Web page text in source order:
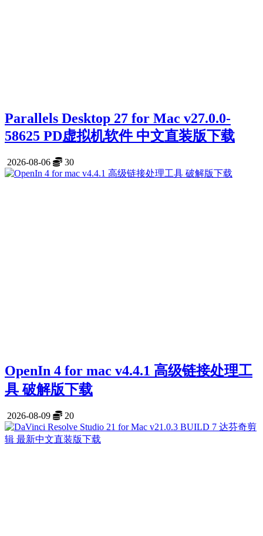
Parallels Desktop 27 for Mac v27.0.0-
58625 PD虚拟机软件 中文直装版下载
2026-08-06 30
OpenIn 4 for mac v4.4.1 高级链接处理工
具 破解版下载
2026-08-09 20